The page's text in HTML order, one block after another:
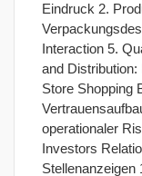
Eindruck 2.
Interaction 5.
and
Store Shopping
operationaler
Investors